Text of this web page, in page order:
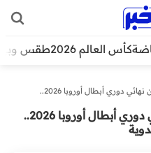
كأس العالم 2026 طقس
نتائج مباريات ذهاب ثمن نهائي دوري أبطال أوروبا 2026..
نتائج مباريات ذهاب ثمن نهائي دوري أبطال أوروبا 2026..